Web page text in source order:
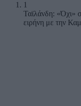
1
Ταϊλάνδη: «Όχι»
ειρήνη με την